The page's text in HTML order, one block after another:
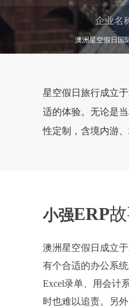
企业名
澳洲星空假日国
星空假日旅行成立
适的体验。无论是
性定制，含境内游
小强ERP
澳洲星空假日成立
有个合适的办公系
Excel录单、用会计
时也难以追责。另